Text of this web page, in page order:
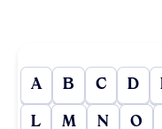
A B C D
L M N O